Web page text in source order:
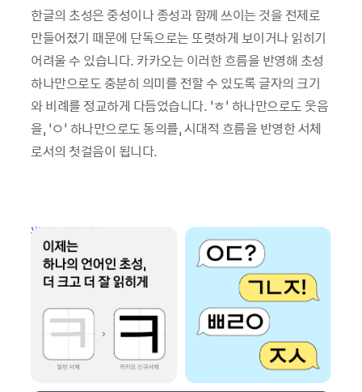
한글의 초성은 중성이나 종성과 함께 쓰이는 것을 전제로
만들어졌기 때문에 단독으로는 또렷하게 보이거나 읽히기
어려울 수 있습니다. 카카오는 이러한 흐름을 반영해 초성
하나만으로도 충분히 의미를 전할 수 있도록 글자의 크기
와 비례를 정교하게 다듬었습니다. ‘ㅎ’ 하나만으로도 웃음
을, ‘ㅇ’ 하나만으로도 동의를, 시대적 흐름을 반영한 서체
로서의 첫걸음이 됩니다.
이미지 새창 열림